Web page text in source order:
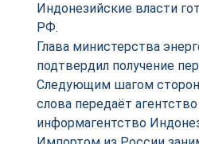
Индонезийские власти
РФ.
Глава министерства
подтвердил получение
Следующим шагом
слова передаёт агентство
информагентство